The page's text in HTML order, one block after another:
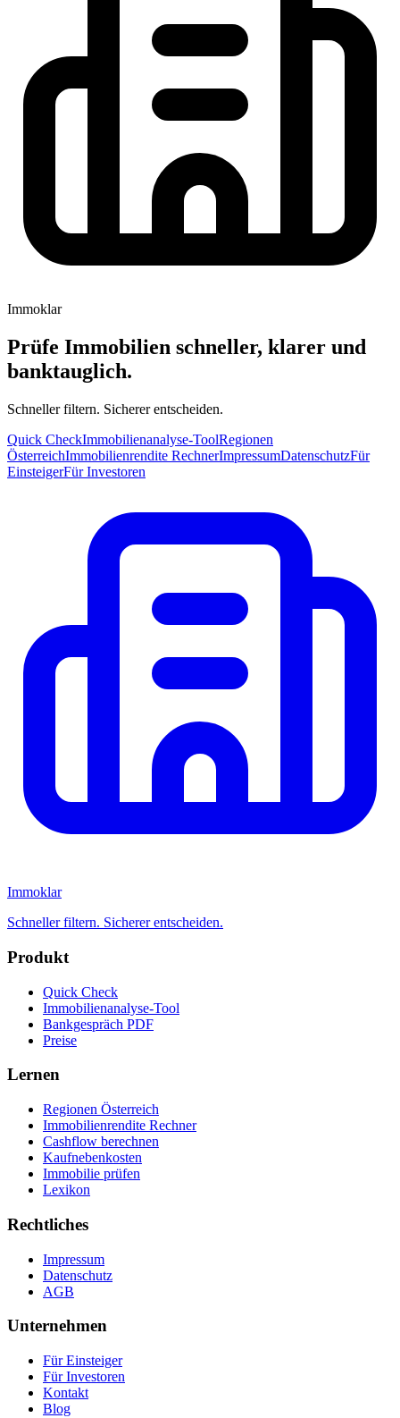
Immoklar
Prüfe Immobilien schneller, klarer und
banktauglich.
Schneller filtern. Sicherer entscheiden.
Quick CheckImmobilienanalyse-ToolRegionen
ÖsterreichImmobilienrendite RechnerImpressumDatenschutzFür
EinsteigerFür Investoren
Immoklar
Schneller filtern. Sicherer entscheiden.
Produkt
Quick Check
Immobilienanalyse-Tool
Bankgespräch PDF
Preise
Lernen
Regionen Österreich
Immobilienrendite Rechner
Cashflow berechnen
Kaufnebenkosten
Immobilie prüfen
Lexikon
Rechtliches
Impressum
Datenschutz
AGB
Unternehmen
Für Einsteiger
Für Investoren
Kontakt
Blog